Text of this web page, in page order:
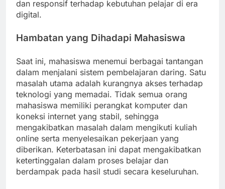
dan responsif terhadap kebutuhan pelajar di era
digital.
Hambatan yang Dihadapi Mahasiswa
Saat ini, mahasiswa menemui berbagai tantangan
dalam menjalani sistem pembelajaran daring. Satu
masalah utama adalah kurangnya akses terhadap
teknologi yang memadai. Tidak semua orang
mahasiswa memiliki perangkat komputer dan
koneksi internet yang stabil, sehingga
mengakibatkan masalah dalam mengikuti kuliah
online serta menyelesaikan pekerjaan yang
diberikan. Keterbatasan ini dapat mengakibatkan
ketertinggalan dalam proses belajar dan
berdampak pada hasil studi secara keseluruhan.